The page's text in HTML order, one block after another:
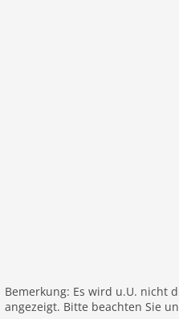
Außenbereich
Bemerkung: Es wird u.U. nicht
angezeigt. Bitte beachten Sie